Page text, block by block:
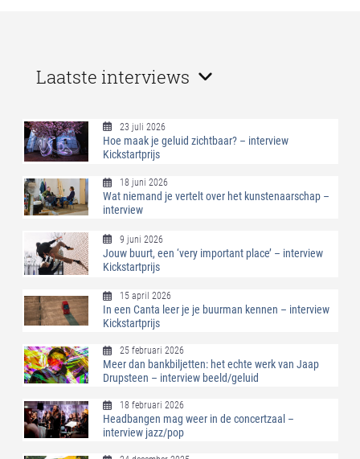
Laatste interviews
23 juli 2026
Hoe maak je geluid zichtbaar? – interview
Kickstartprijs
18 juni 2026
Wat niemand je vertelt over het kunstenaarschap –
interview
9 juni 2026
Jouw buurt, een ‘very important place’ – interview
Kickstartprijs
15 april 2026
In een Canta leer je je buurman kennen – interview
Kickstartprijs
25 februari 2026
Meer dan bankbiljetten: het echte werk van Jaap
Drupsteen – interview beeld/geluid
18 februari 2026
Headbangen mag weer in de concertzaal –
interview jazz/pop